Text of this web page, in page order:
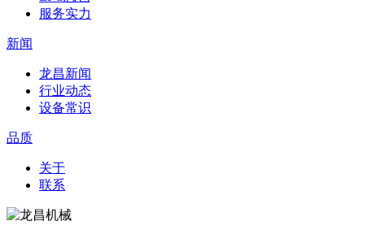
服务实力
新闻
龙昌新闻
行业动态
设备常识
品质
关于
联系